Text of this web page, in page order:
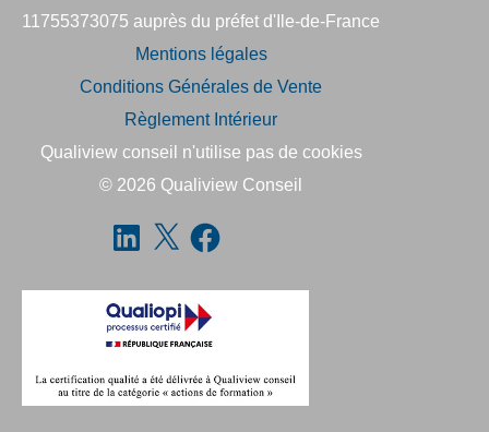
11755373075 auprès du préfet d'Ile-de-France
Mentions légales
Conditions Générales de Vente
Règlement Intérieur
Qualiview conseil n'utilise pas de cookies
© 2026 Qualiview Conseil